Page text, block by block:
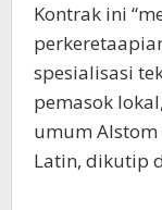
Kontrak ini
spesialisasi
pemasok
umum
Latin, dikutip